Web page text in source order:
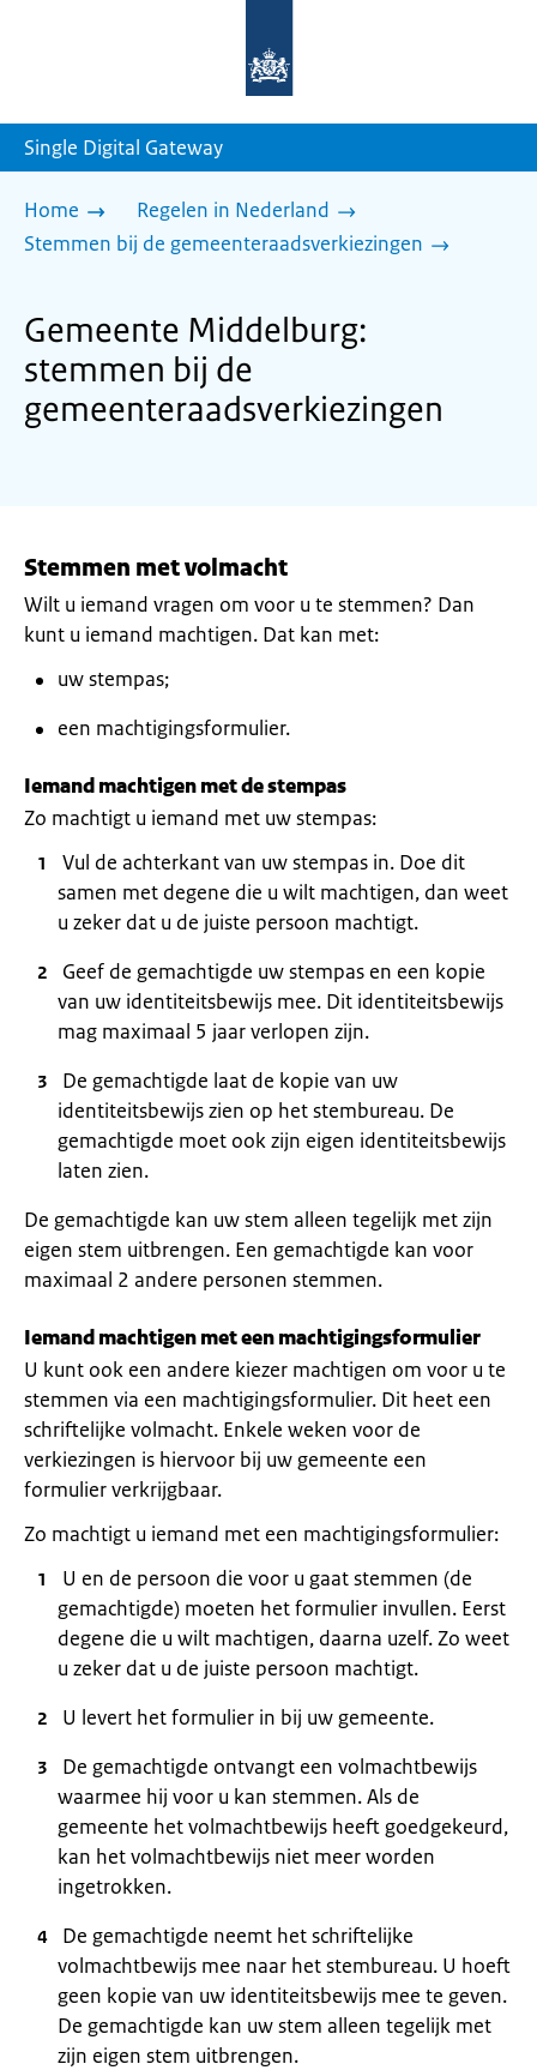
homepage
Single Digital Gateway
Home
Regelen in Nederland
Stemmen bij de gemeenteraadsverkiezingen
Gemeente Middelburg:
stemmen bij de
gemeenteraadsverkiezingen
Stemmen met volmacht
Wilt u iemand vragen om voor u te stemmen? Dan
kunt u iemand machtigen. Dat kan met:
uw stempas;
een machtigingsformulier.
Iemand machtigen met de stempas
Zo machtigt u iemand met uw stempas:
Vul de achterkant van uw stempas in. Doe dit
samen met degene die u wilt machtigen, dan weet
u zeker dat u de juiste persoon machtigt.
Geef de gemachtigde uw stempas en een kopie
van uw identiteitsbewijs mee. Dit identiteitsbewijs
mag maximaal 5 jaar verlopen zijn.
De gemachtigde laat de kopie van uw
identiteitsbewijs zien op het stembureau. De
gemachtigde moet ook zijn eigen identiteitsbewijs
laten zien.
De gemachtigde kan uw stem alleen tegelijk met zijn
eigen stem uitbrengen. Een gemachtigde kan voor
maximaal 2 andere personen stemmen.
Iemand machtigen met een machtigingsformulier
U kunt ook een andere kiezer machtigen om voor u te
stemmen via een machtigingsformulier. Dit heet een
schriftelijke volmacht. Enkele weken voor de
verkiezingen is hiervoor bij uw gemeente een
formulier verkrijgbaar.
Zo machtigt u iemand met een machtigingsformulier:
U en de persoon die voor u gaat stemmen (de
gemachtigde) moeten het formulier invullen. Eerst
degene die u wilt machtigen, daarna uzelf. Zo weet
u zeker dat u de juiste persoon machtigt.
U levert het formulier in bij uw gemeente.
De gemachtigde ontvangt een volmachtbewijs
waarmee hij voor u kan stemmen. Als de
gemeente het volmachtbewijs heeft goedgekeurd,
kan het volmachtbewijs niet meer worden
ingetrokken.
De gemachtigde neemt het schriftelijke
volmachtbewijs mee naar het stembureau. U hoeft
geen kopie van uw identiteitsbewijs mee te geven.
De gemachtigde kan uw stem alleen tegelijk met
zijn eigen stem uitbrengen.